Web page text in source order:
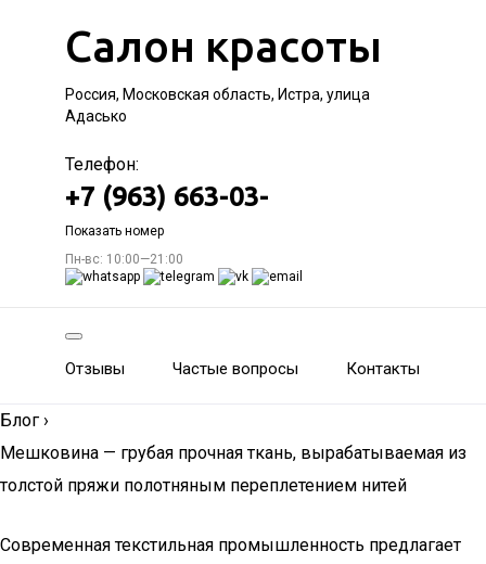
Салон красоты
Россия, Московская область, Истра, улица
Адасько
Телефон:
+7 (963) 663-03-
Показать номер
Пн-вс: 10:00—21:00
Отзывы Частые вопросы Контакты
Блог ›
Мешковина — грубая прочная ткань, вырабатываемая из
толстой пряжи полотняным переплетением нитей
Современная текстильная промышленность предлагает